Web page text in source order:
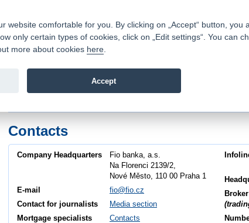
Fio banka is a modern Czech financial institution
providing fee-free general banking services and
Contacts
Company Headquarters
Fio banka, a.s.
Na Florenci 2139/2,
Nové Město, 110 00 Praha 1
E-mail
fio@fio.cz
Contact for journalists
Media section
Mortgage specialists
Contacts
website comfortable for you. By clicking on „Accept“ button,
only certain types of cookies, click on „Edit settings“. You can
more about cookies here
Accept